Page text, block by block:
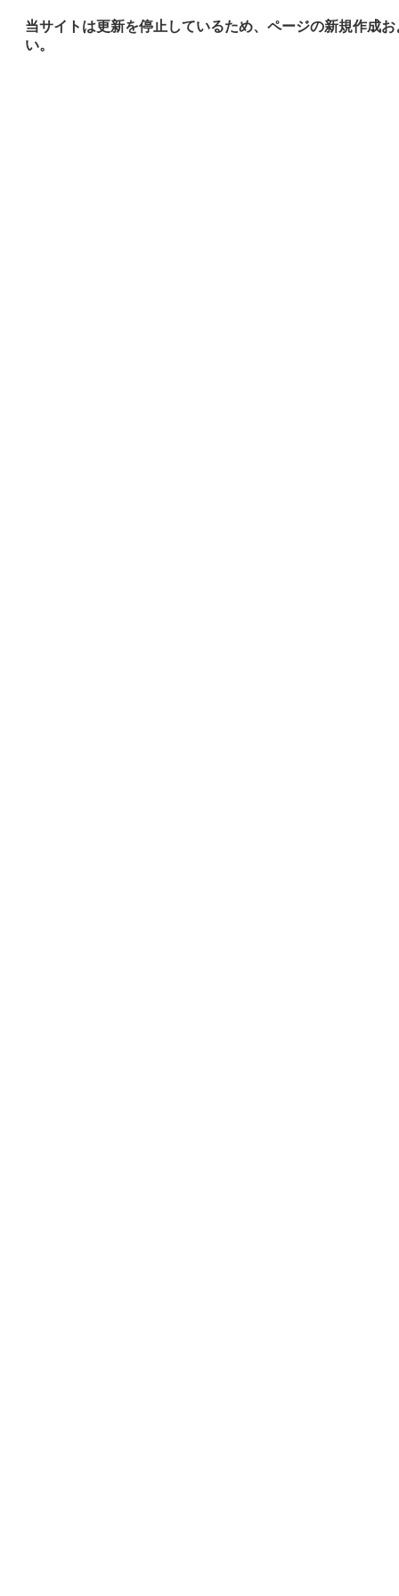
当サイトは更新を停止しているため、ページの新規作成
い。